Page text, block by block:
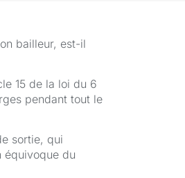
bailleur, est-il
15 de la loi du 6
pendant tout le
sortie, qui
équivoque du